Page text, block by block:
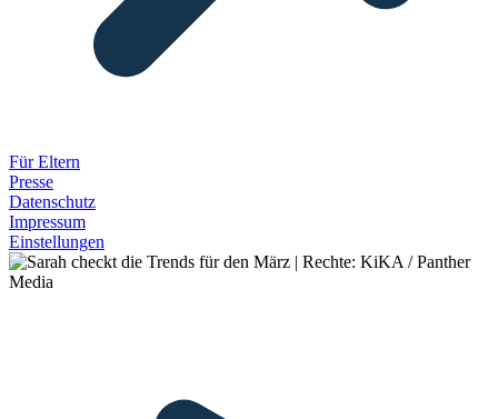
Für Eltern
Presse
Datenschutz
Impressum
Einstellungen